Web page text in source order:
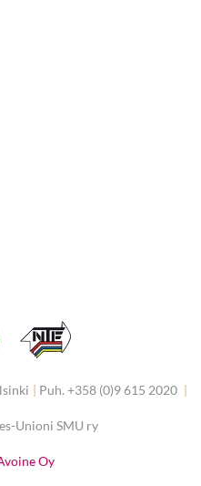
| Puh. +358 (0)9 615 2020 |
Unioni SMU ry
Oy